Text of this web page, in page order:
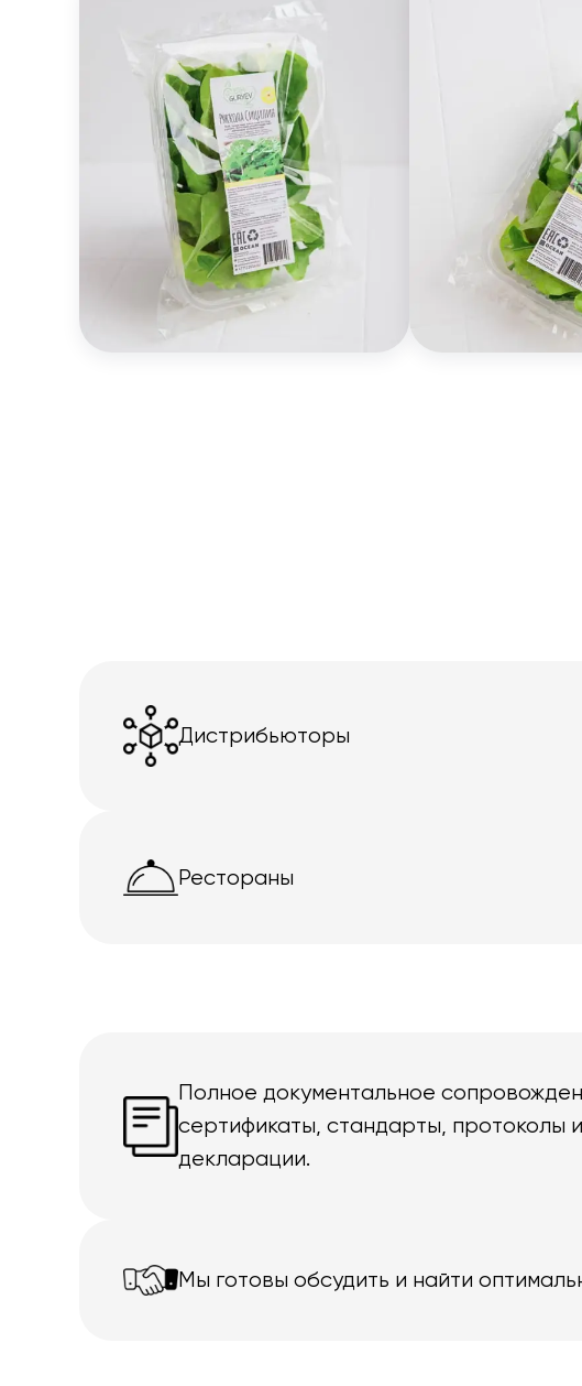
Дистрибьюторы
Рестораны
Полное документальное
сертификаты, стандарты, протоколы и
декларации.
Мы готовы обсудить и найти